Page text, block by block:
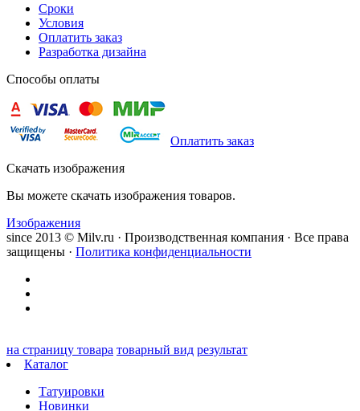
Сроки
Условия
Оплатить заказ
Разработка дизайна
Способы оплаты
Оплатить заказ
Скачать изображения
Вы можете скачать изображения товаров.
Изображения
since 2013 © Milv.ru · Производственная компания · Все права
защищены · Политика конфиденциальности
на страницу товара товарный вид результат
Каталог
Татуировки
Новинки